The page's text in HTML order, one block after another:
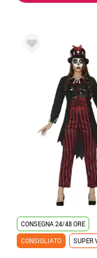
CONSEGNA 24/48 ORE
CONSIGLIATO
SUPER